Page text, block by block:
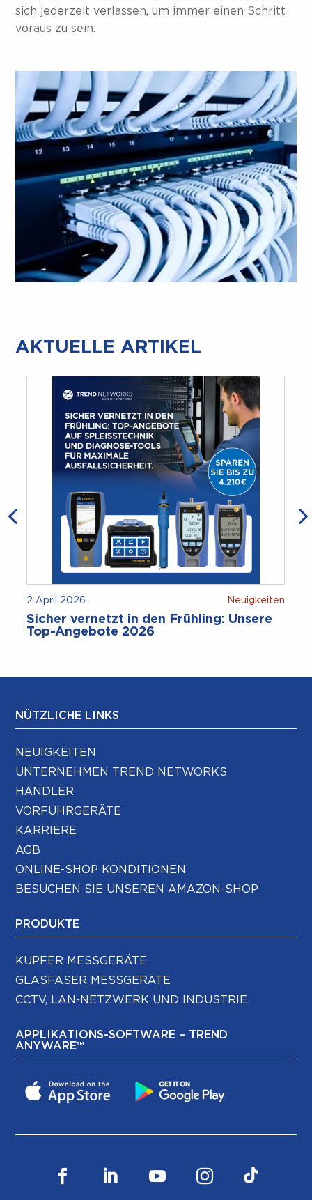
sich jederzeit verlassen, um immer einen Schritt
voraus zu sein.
AKTUELLE ARTIKEL
2 April 2026 Neuigkeiten
Sicher vernetzt in den Frühling: Unsere
Top-Angebote 2026
NÜTZLICHE LINKS
NEUIGKEITEN
UNTERNEHMEN TREND NETWORKS
HÄNDLER
VORFÜHRGERÄTE
KARRIERE
AGB
ONLINE-SHOP KONDITIONEN
BESUCHEN SIE UNSEREN AMAZON-SHOP
PRODUKTE
KUPFER MESSGERÄTE
GLASFASER MESSGERÄTE
CCTV, LAN-NETZWERK UND INDUSTRIE
APPLIKATIONS-SOFTWARE – TREND
ANYWARE™